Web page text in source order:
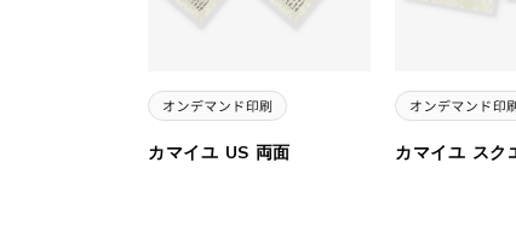
カマイユ US 両面 カマイユ スク